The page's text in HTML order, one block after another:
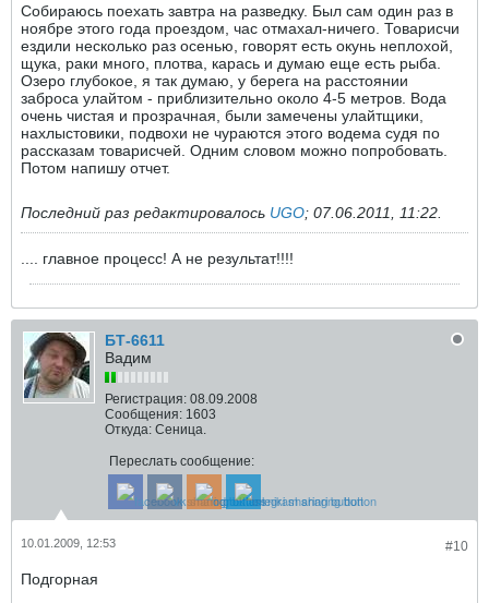
Собираюсь поехать завтра на разведку. Был сам один раз в
ноябре этого года проездом, час отмахал-ничего. Товарисчи
ездили несколько раз осенью, говорят есть окунь неплохой,
щука, раки много, плотва, карась и думаю еще есть рыба.
Озеро глубокое, я так думаю, у берега на расстоянии
заброса улайтом - приблизительно около 4-5 метров. Вода
очень чистая и прозрачная, были замечены улайтщики,
нахлыстовики, подвохи не чураются этого водема судя по
рассказам товарисчей. Одним словом можно попробовать.
Потом напишу отчет.
Последний раз редактировалось UGO; 07.06.2011, 11:22
.... главное процесс! А не результат!!!!
БТ-6611
Вадим
Регистрация: 08.09.2008
Сообщения: 1603
Откуда: Сеница.
Переслать сообщение:
#10
10.01.2009, 12:53
Подгорная